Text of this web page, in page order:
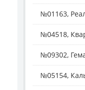
№01163,
№04518,
№09302,
№05154,